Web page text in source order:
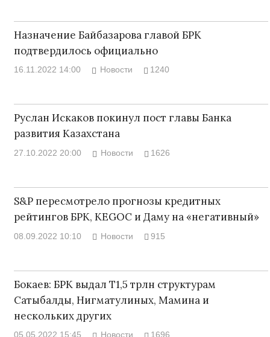
Назначение Байбазарова главой БРК
подтвердилось официально
16.11.2022 14:00 Новости 1240
Руслан Искаков покинул пост главы Банка
развития Казахстана
27.10.2022 20:00 Новости 1626
S&P пересмотрело прогнозы кредитных
рейтингов БРК, KEGOC и Даму на «негативный»
08.09.2022 10:10 Новости 915
Бокаев: БРК выдал Т1,5 трлн структурам
Сатыбалды, Нигматулиных, Мамина и
нескольких других
05.05.2022 15:45 Новости 1696